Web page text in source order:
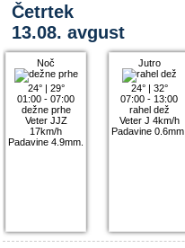
Četrtek
13.08. avgust
Noč
24°| 29°
01:00 - 07:00
dežne prhe
Veter JJZ
17km/h
Padavine 4.9mm.
Jutro
24°| 32°
07:00 - 13:00
rahel dež
Veter J 4km/h
Padavine 0.6mm.